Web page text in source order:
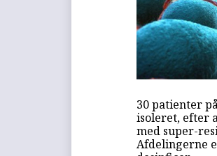
30 patienter
isoleret, efter
med super-
Afdelingerne